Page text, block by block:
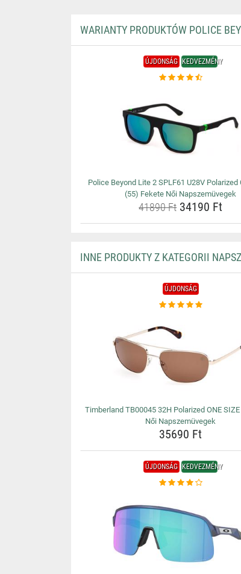
WARIANTY PRODUKTÓW POLICE
ÚJDONSÁG KEDVEZMÉNY
Police Beyond Lite 2 SPLF61 U28V Polarized
(55) Fekete Női Napszemüvegek
41890 Ft34190 Ft
INNE PRODUKTY Z KATEGORII
ÚJDONSÁG
Timberland TB00045 32H Polarized ONE
Női Napszemüvegek
35690 Ft
ÚJDONSÁG KEDVEZMÉNY